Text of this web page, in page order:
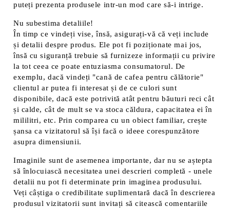
puteți prezenta produsele intr-un mod care să-i intrige.
Nu subestima detaliile!
În timp ce vindeți vise, însă, asigurați-vă că veți include
și detalii despre produs. Ele pot fi poziționate mai jos,
însă cu siguranță trebuie să furnizeze informații cu privire
la tot ceea ce poate entuziasma consumatorul. De
exemplu, dacă vindeți "cană de cafea pentru călătorie"
clientul ar putea fi interesat și de ce culori sunt
disponibile, dacă este potrivită atât pentru băuturi reci cât
și calde, cât de mult se va stoca căldura, capacitatea ei în
mililitri, etc. Prin comparea cu un obiect familiar, crește
șansa ca vizitatorul să își facă o ideee corespunzătore
asupra dimensiunii.
Imaginile sunt de asemenea importante, dar nu se aștepta
să înlocuiască necesitatea unei descrieri completă - unele
detalii nu pot fi determinate prin imaginea produsului.
Veți câștiga o credibilitate suplimentară dacă în descrierea
produsul vizitatorii sunt invitați să citească comentariile